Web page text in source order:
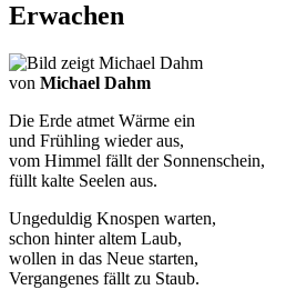
Erwachen
von Michael Dahm
Die Erde atmet Wärme ein
und Frühling wieder aus,
vom Himmel fällt der Sonnenschein,
füllt kalte Seelen aus.
Ungeduldig Knospen warten,
schon hinter altem Laub,
wollen in das Neue starten,
Vergangenes fällt zu Staub.